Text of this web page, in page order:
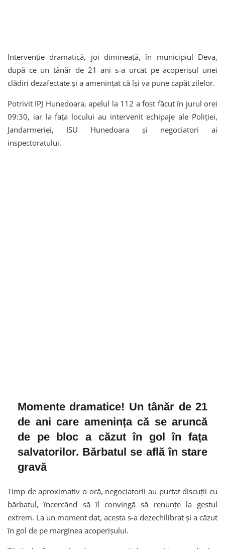
Intervenție dramatică, joi dimineață, în municipiul Deva,
după ce un tânăr de 21 ani s-a urcat pe acoperișul unei
clădiri dezafectate și a amenințat că își va pune capăt zilelor.
Potrivit IPJ Hunedoara, apelul la 112 a fost făcut în jurul orei
09:30, iar la fața locului au intervenit echipaje ale Poliției,
Jandarmeriei, ISU Hunedoara și negociatori ai
inspectoratului.
Momente dramatice! Un tânăr de 21
de ani care amenința că se aruncă
de pe bloc a căzut în gol în fața
salvatorilor. Bărbatul se află în stare
gravă
Timp de aproximativ o oră, negociatorii au purtat discuții cu
bărbatul, încercând să îl convingă să renunțe la gestul
extrem. La un moment dat, acesta s-a dezechilibrat și a căzut
în gol de pe marginea acoperișului.